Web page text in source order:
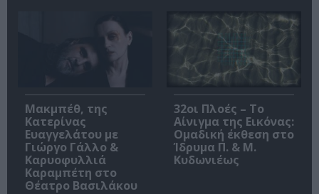
Μακμπέθ, της
Κατερίνας
Ευαγγελάτου με
Γιώργο Γάλλο &
Καρυοφυλλιά
Καραμπέτη στο
Θέατρο Βασιλάκου
32οι Πλοές – Το
Αίνιγμα της Εικόνας:
Ομαδική έκθεση στο
Ίδρυμα Π. & Μ.
Κυδωνιέως